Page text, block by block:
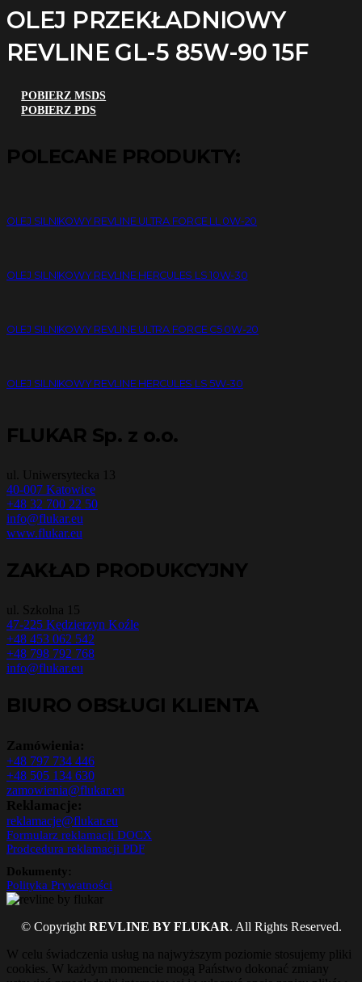
OLEJ PRZEKŁADNIOWY
REVLINE GL-5 85W-90 15F
POBIERZ MSDS
POBIERZ PDS
POLECANE PRODUKTY:
OLEJ SILNIKOWY REVLINE ULTRA FORCE LL 0W-20
OLEJ SILNIKOWY REVLINE HERCULES LS 10W-30
OLEJ SILNIKOWY REVLINE ULTRA FORCE C5 0W-20
OLEJ SILNIKOWY REVLINE HERCULES LS 5W-30
FLUKAR Sp. z o.o.
ul. Uniwersytecka 13
40-007 Katowice
+48 32 700 22 50
info@flukar.eu
www.flukar.eu
ZAKŁAD PRODUKCYJNY
ul. Szkolna 15
47-225 Kędzierzyn Koźle
+48 453 062 542
+48 798 792 768
info@flukar.eu
BIURO OBSŁUGI KLIENTA
Zamówienia:
+48 797 734 446
+48 505 134 630
zamowienia@flukar.eu
Reklamacje:
reklamacje@flukar.eu
Formularz reklamacji DOCX
Prodcedura reklamacji PDF
Dokumenty:
Polityka Prywatności
© Copyright REVLINE BY FLUKAR. All Rights Reserved.
W celu świadczenia usług na najwyższym poziomie stosujemy pliki
cookies. W każdym momencie mogą Państwo dokonać zmiany